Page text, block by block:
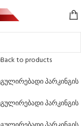
Back to products